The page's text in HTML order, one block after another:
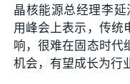
晶核能源总经理李
用峰会上表示，传统
响，很难在固态时代
机会，有望成长为行